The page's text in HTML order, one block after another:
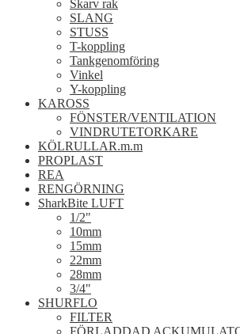
Skarv rak
SLANG
STUSS
T-koppling
Tankgenomföring
Vinkel
Y-koppling
KAROSS
FÖNSTER/VENTILATION
VINDRUTETORKARE
KÖLRULLAR.m.m
PROPLAST
REA
RENGÖRNING
SharkBite LUFT
1/2"
10mm
15mm
22mm
28mm
3/4"
SHURFLO
FILTER
FÖRLADDAD